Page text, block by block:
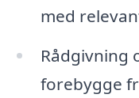
med
Rådgivning
forebygge